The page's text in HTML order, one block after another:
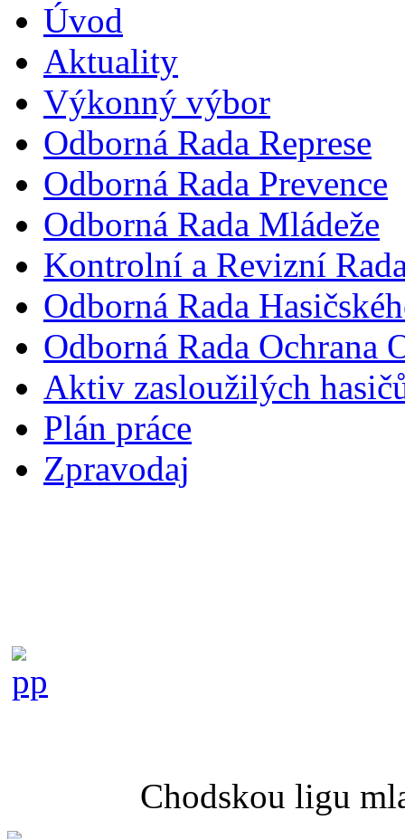
Úvod
Aktuality
Výkonný výbor
Odborná Rada Represe
Odborná Rada Prevence
Odborná Rada Mládeže
Kontrolní a Revizní
Odborná Rada
Odborná Rada Ochrana
Aktiv zasloužilých
Plán práce
Zpravodaj
Chodskou ligu